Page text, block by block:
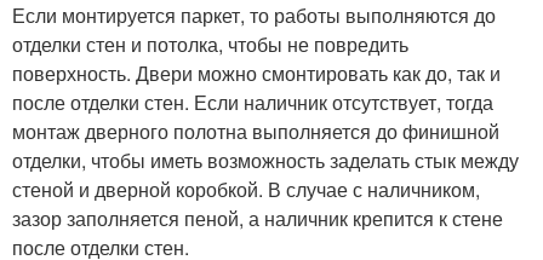
Если монтируется паркет, то работы выполняются до
отделки стен и потолка, чтобы не повредить
поверхность. Двери можно смонтировать как до, так и
после отделки стен. Если наличник отсутствует, тогда
монтаж дверного полотна выполняется до финишной
отделки, чтобы иметь возможность заделать стык между
стеной и дверной коробкой. В случае с наличником,
зазор заполняется пеной, а наличник крепится к стене
после отделки стен.